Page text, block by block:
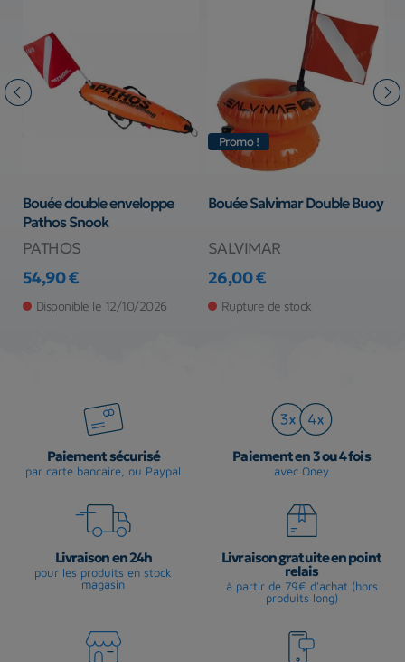
Bouée double enveloppe
Pathos Snook
PATHOS
Prix
54,90 €
Disponible le 12/10/2026
Promo !
Bouée Salvimar Double Buoy
SALVIMAR
Prix
26,00 €
Rupture de stock
Paiement sécurisé
par carte bancaire, ou Paypal
Paiement en 3 ou 4 fois
avec Oney
Livraison en 24h
pour les produits en stock
magasin
Livraison gratuite en point
relais
à partir de 79€ d'achat (hors
produits long)